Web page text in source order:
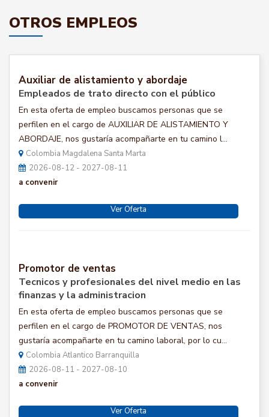
OTROS EMPLEOS
Auxiliar de alistamiento y abordaje
Empleados de trato directo con el público
En esta oferta de empleo buscamos personas que se
perfilen en el cargo de AUXILIAR DE ALISTAMIENTO Y
ABORDAJE, nos gustaría acompañarte en tu camino l...
Colombia Magdalena Santa Marta
2026-08-12 - 2027-08-11
a convenir
Ver Oferta
Promotor de ventas
Tecnicos y profesionales del nivel medio en las
finanzas y la administracion
En esta oferta de empleo buscamos personas que se
perfilen en el cargo de PROMOTOR DE VENTAS, nos
gustaría acompañarte en tu camino laboral, por lo cu...
Colombia Atlantico Barranquilla
2026-08-11 - 2027-08-10
a convenir
Ver Oferta